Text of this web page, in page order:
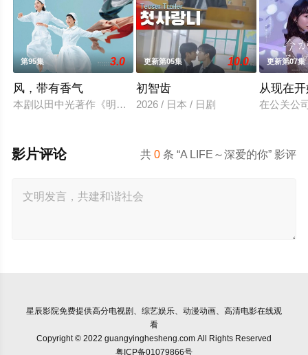
第95集 3.0
风，带有香气
本剧以田中光著作《明治的南丁格尔 大关和物语》为原案，取
更新第05集 10.0
初智齿
2026 / 日本 / 日剧
更新第07集
从现在
在公关公
共0 条 “A LIFE～深爱的你” 影评
影片评论
星辰影院免费提供高分电视剧、综艺娱乐、动漫动画、高清电影在线观
看
Copyright © 2022 guangyinghesheng.com All Rights Reserved
粤ICP备01079866号